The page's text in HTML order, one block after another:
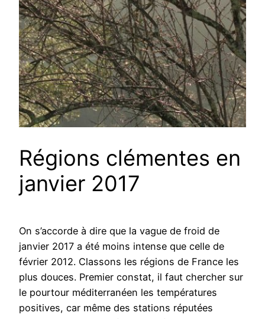
Régions clémentes en
janvier 2017
On s’accorde à dire que la vague de froid de
janvier 2017 a été moins intense que celle de
février 2012. Classons les régions de France les
plus douces. Premier constat, il faut chercher sur
le pourtour méditerranéen les températures
positives, car même des stations réputées